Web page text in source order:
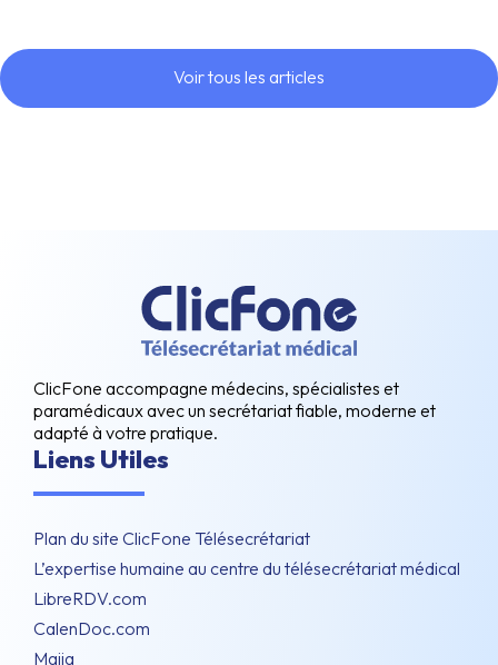
Voir tous les articles
ClicFone accompagne médecins, spécialistes et
paramédicaux avec un secrétariat fiable, moderne et
adapté à votre pratique.
Liens Utiles
Plan du site ClicFone Télésecrétariat
L’expertise humaine au centre du télésecrétariat médical
LibreRDV.com
CalenDoc.com
Maiia